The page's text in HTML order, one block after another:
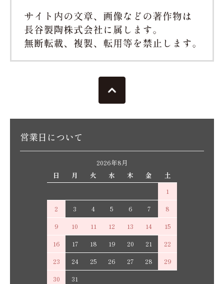
営業日について
2026年8月
日
月 火 水 木 金
土
1
2
3 4 5 6 7
8
9
10 11 12 13 14
15
16
17 18 19 20 21
22
23
24 25 26 27 28
29
30
31